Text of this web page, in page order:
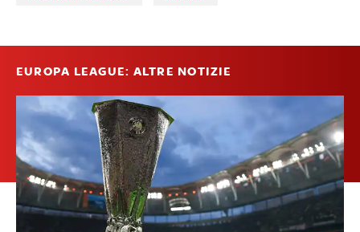
EUROPA LEAGUE: ALTRE NOTIZIE